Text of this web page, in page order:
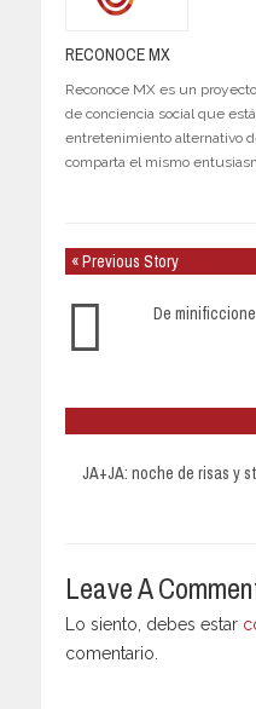
RECONOCE MX
Reconoce MX es un
de conciencia social que
entretenimiento alternativo
comparta el mismo
« Previous Story
De
JA+JA: noche de risas y
Leave A
Lo siento, debes estar
comentario.